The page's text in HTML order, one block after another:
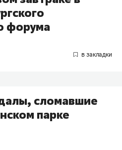
форума
сломавшие
парке